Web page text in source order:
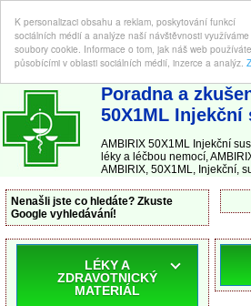
K personalizaci obsahu a reklam, poskytování funkcí
sociálních médií a analýze naší návštěvnosti využíváme
soubory cookie. Informace o tom, jak náš web
působícími v oblasti sociálních médií, inzerce a analýz.
ABC-LEKARNA.cz | Poradna a zkušenosti s léky
Poradna a
50X1ML Injekční
AMBIRIX 50X1ML Injekční
léky a léčbou nemocí,
AMBIRIX, 50X1ML, Injekční,
Nenašli jste co hledáte? Zkuste
Google vyhledávání!
LÉKY A
ZDRAVOTNICKÝ
MATERIÁL